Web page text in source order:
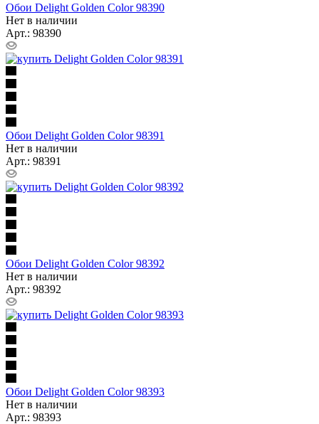
Обои Delight Golden Color 98390
Нет в наличии
Арт.: 98390
Обои Delight Golden Color 98391
Нет в наличии
Арт.: 98391
Обои Delight Golden Color 98392
Нет в наличии
Арт.: 98392
Обои Delight Golden Color 98393
Нет в наличии
Арт.: 98393